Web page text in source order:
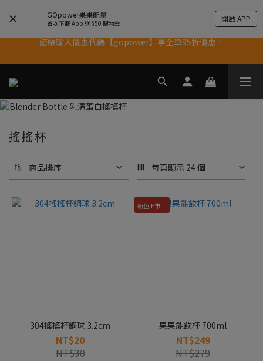
GOpower果果能量
首次下載 App 送 $50 購物金 開啟 APP
果果11歲慶｜App 下單享 5% 購物金回饋
果果11歲慶｜App 下單享 5% 購物金回饋
搖搖杯
商品排序 每頁顯示 24 個
304搖搖杯鋼球 3.2cm
NT$20
NT$30
新色上市！
果果能飲杯 700ml
NT$249
NT$279